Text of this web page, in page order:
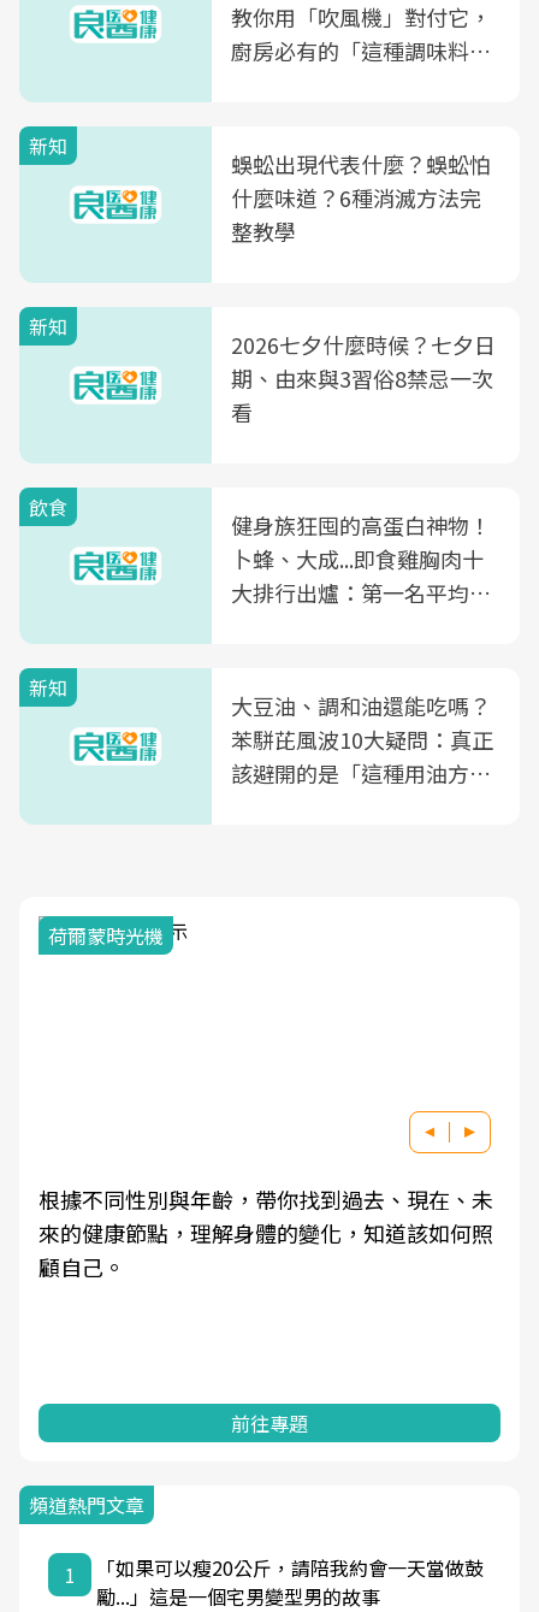
教你用「吹風機」對付它，
廚房必有的「這種調味料」
新知
蜈蚣出現代表什麼？蜈蚣怕
什麼味道？6種消滅方法完
整教學
新知
2026七夕什麼時候？七夕日
期、由來與3習俗8禁忌一次
看
飲食
健身族狂囤的高蛋白神物！
卜蜂、大成...即食雞胸肉十
大排行出爐：第一名平均一
新知
大豆油、調和油還能吃嗎？
苯駢芘風波10大疑問：真正
該避開的是「這種用油方
2025健檢服務大調查
因應超高齡社會來臨，良醫健康網推動「2025年
健檢服務大調查」，以倡議健康促進為目的，深
耕健康篩檢之於台灣民眾健康的關鍵角色，並透
前往專題
頻道熱門文章
1
「如果可以瘦20公斤，請陪我約會一天當做鼓
勵...」這是一個宅男變型男的故事